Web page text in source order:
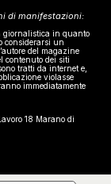
di manifestazioni:
giornalistica in quanto
considerarsi un
del magazine
contenuto dei siti
tratti da internet e,
violasse
immediatamente
18 Marano di